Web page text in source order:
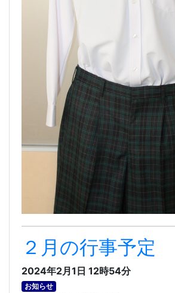
２月の行事予定
2024年2月1日 12時54分
お知らせ